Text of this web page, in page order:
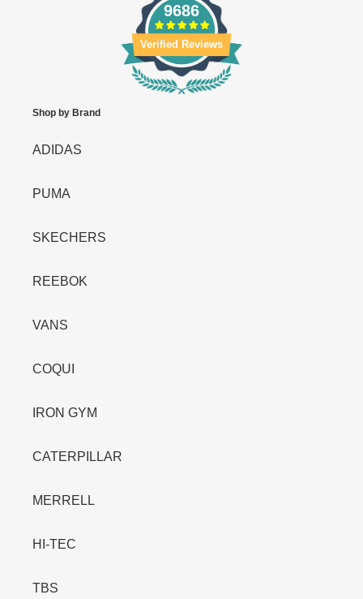
9686
Verified Reviews
Shop by Brand
ADIDAS
PUMA
SKECHERS
REEBOK
VANS
COQUI
IRON GYM
CATERPILLAR
MERRELL
HI-TEC
TBS